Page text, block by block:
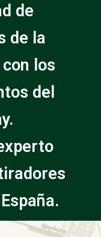
de
de la
los
del